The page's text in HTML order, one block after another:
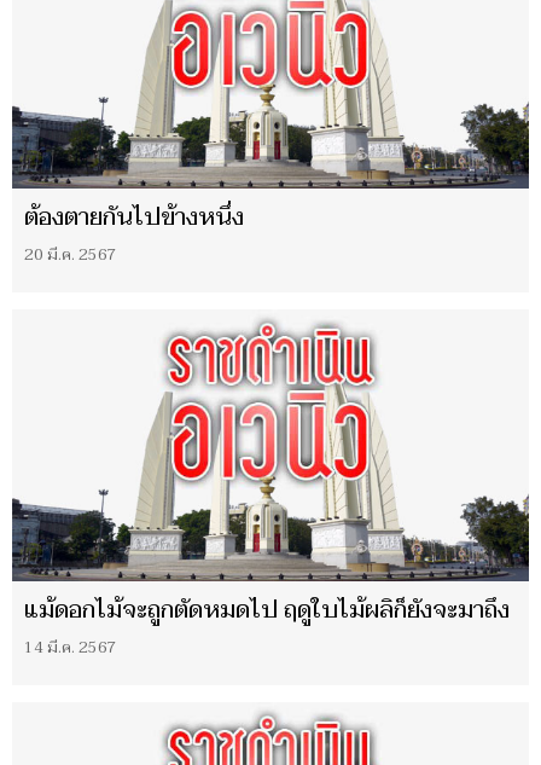
ต้องตายกันไปข้างหนึ่ง
20 มี.ค. 2567
แม้ดอกไม้จะถูกตัดหมดไป ฤดูใบไม้ผลิก็ยังจะมาถึง
14 มี.ค. 2567